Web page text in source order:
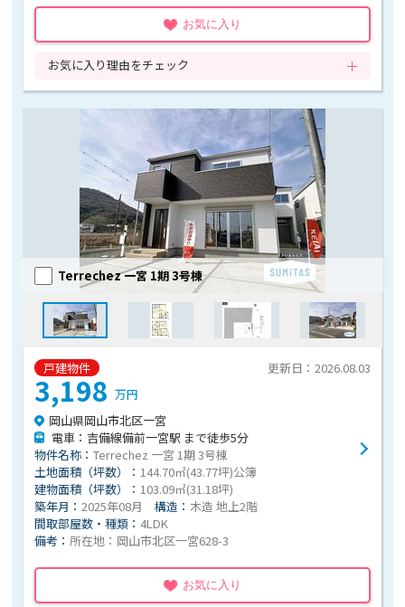
お気に入り
お気に入り理由をチェック
戸建物件
Terrechez 一宮 1期 3号棟
更新日：2026.08.03
3,198万円
岡山県岡山市北区一宮
電車：吉備線備前一宮駅 まで徒歩5分
物件名称：Terrechez 一宮 1期 3号棟
土地面積（坪数）：144.70㎡(43.77坪)公簿
建物面積（坪数）：103.09㎡(31.18坪)
築年月：2025年08月 構造：木造 地上2階
間取部屋数・種類： 4LDK
備考：所在地：岡山市北区一宮628-3
お気に入り